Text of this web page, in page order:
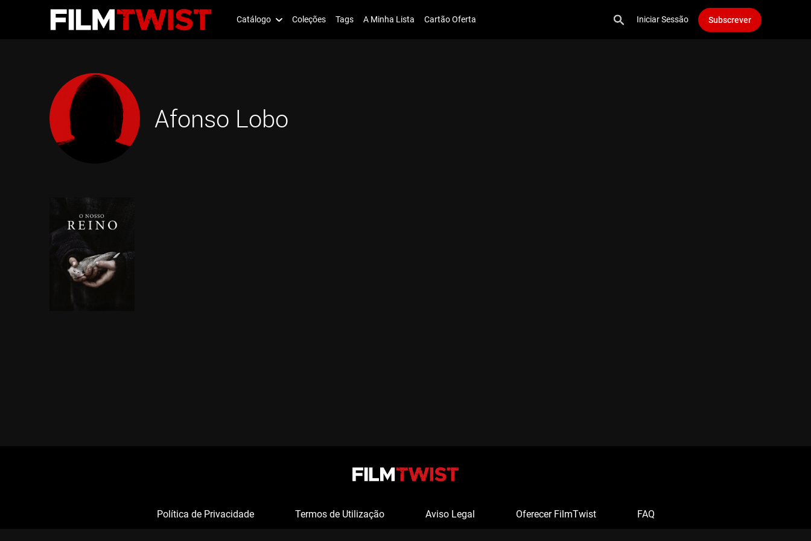
Catálogo Coleções Tags A Minha Lista Cartão Oferta Iniciar Sessão Subscrever
Afonso Lobo
Política de Privacidade Termos de Utilização Aviso Legal Oferecer FilmTwist FAQ